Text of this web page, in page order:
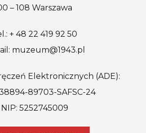
– 108 Warszawa
+ 48 22 419 92 50
muzeum@1943.pl
Elektronicznych (ADE):
89703-SAFSC-24
NIP: 5252745009